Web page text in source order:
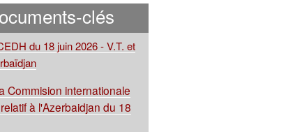
clés
du 18 juin 2026 - V.T. et
Commision internationale
à l'Azerbaidjan du 18